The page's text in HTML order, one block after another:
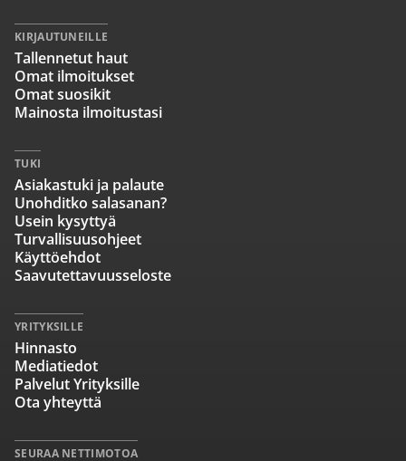
SEURAA NETTIMOTOA
KIRJAUTUNEILLE
Tallennetut haut
Omat ilmoitukset
Omat suosikit
Mainosta ilmoitustasi
TUKI
Asiakastuki ja palaute
Unohditko salasanan?
Usein kysyttyä
Turvallisuusohjeet
Käyttöehdot
Saavutettavuusseloste
YRITYKSILLE
Hinnasto
Mediatiedot
Palvelut Yrityksille
Ota yhteyttä